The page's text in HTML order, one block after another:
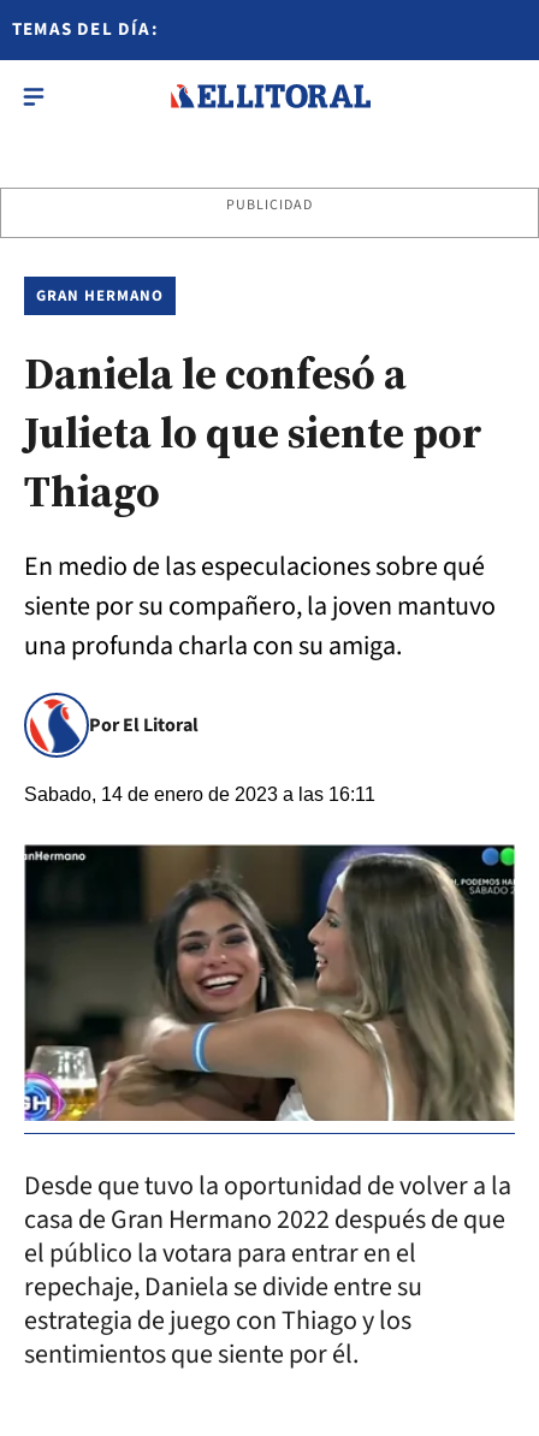
TEMAS DEL DÍA:
PUBLICIDAD
GRAN HERMANO
Daniela le confesó a
Julieta lo que siente por
Thiago
En medio de las especulaciones sobre qué
siente por su compañero, la joven mantuvo
una profunda charla con su amiga.
Por El Litoral
Sabado, 14 de enero de 2023 a las 16:11
Desde que tuvo la oportunidad de volver a la
casa de Gran Hermano 2022 después de que
el público la votara para entrar en el
repechaje, Daniela se divide entre su
estrategia de juego con Thiago y los
sentimientos que siente por él.